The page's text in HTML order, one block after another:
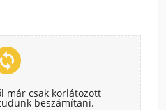
már csak korlátozott
beszámítani.